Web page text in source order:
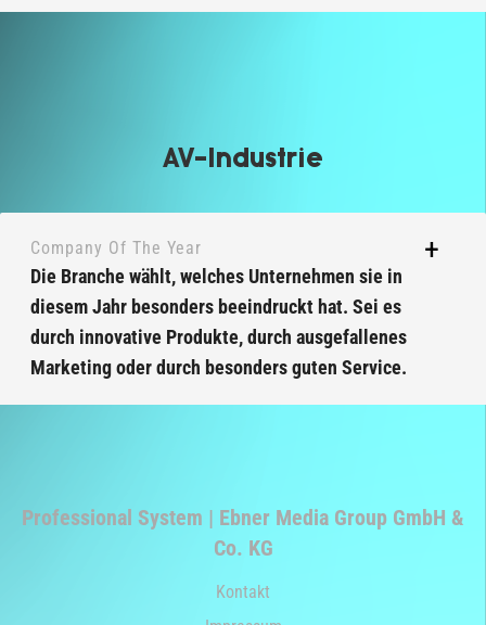
AV-Industrie
Company Of The Year
Die Branche wählt, welches Unternehmen sie in
diesem Jahr besonders beeindruckt hat. Sei es
durch innovative Produkte, durch ausgefallenes
Marketing oder durch besonders guten Service.
Professional System | Ebner Media Group GmbH &
Co. KG
Kontakt